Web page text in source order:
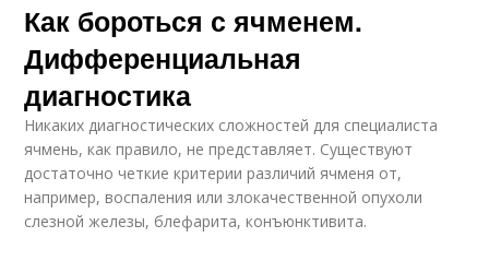
Народное средство Быстрое средство
Отхаркивающие
средства
Средства для
выведения
Как бороться с ячменем.
Дифференциальная
диагностика
Никаких диагностических сложностей для специалиста
ячмень, как правило, не представляет. Существуют
достаточно четкие критерии различий ячменя от,
например, воспаления или злокачественной опухоли
слезной железы, блефарита, конъюнктивита.